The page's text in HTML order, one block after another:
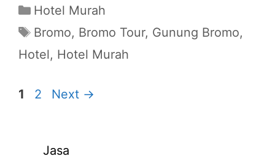
Categories
Hotel Murah
Tags
Bromo, Bromo Tour, Gunung Bromo,
Hotel, Hotel Murah
Page
1 Page
2 Next →
Jasa